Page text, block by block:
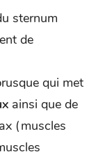
sternum
de
qui met
ainsi que de
(muscles